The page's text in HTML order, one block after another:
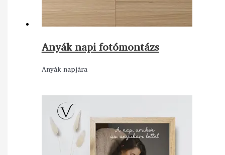
Anyák napi fotómontázs
Anyák napjára